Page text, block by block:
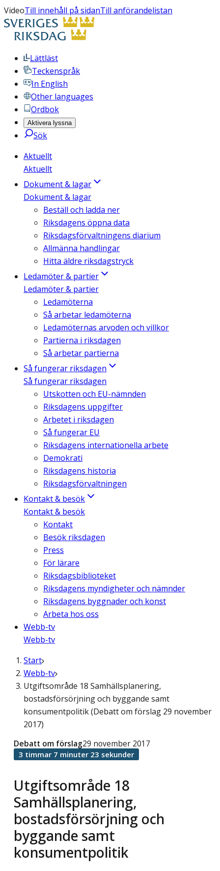
VideoTill innehåll på sidanTill anförandelistan
Lättläst
Teckenspråk
In English
Other languages
Ordbok
Aktivera lyssna
Sök
Aktuellt
Aktuellt
Dokument & lagar
Dokument & lagar
Beställ och ladda ner
Riksdagens öppna data
Riksdagsförvaltningens diarium
Allmänna handlingar
Hitta äldre riksdagstryck
Ledamöter & partier
Ledamöter & partier
Ledamöterna
Så arbetar ledamöterna
Ledamöternas arvoden och villkor
Partierna i riksdagen
Så arbetar partierna
Så fungerar riksdagen
Så fungerar riksdagen
Utskotten och EU-nämnden
Riksdagens uppgifter
Arbetet i riksdagen
Så fungerar EU
Riksdagens internationella arbete
Demokrati
Riksdagens historia
Riksdagsförvaltningen
Kontakt & besök
Kontakt & besök
Kontakt
Besök riksdagen
Press
För lärare
Riksdagsbiblioteket
Riksdagens myndigheter och nämnder
Riksdagens byggnader och konst
Arbeta hos oss
Webb-tv
Webb-tv
Start
Webb-tv
Utgiftsområde 18 Samhällsplanering,
bostadsförsörjning och byggande samt
konsumentpolitik (Debatt om förslag 29 november
2017)
Utgiftsområde 18
Samhällsplanering,
bostadsförsörjning och
byggande samt
konsumentpolitik
Debatt om förslag29 november 2017
3 timmar 7 minuter 23 sekunder